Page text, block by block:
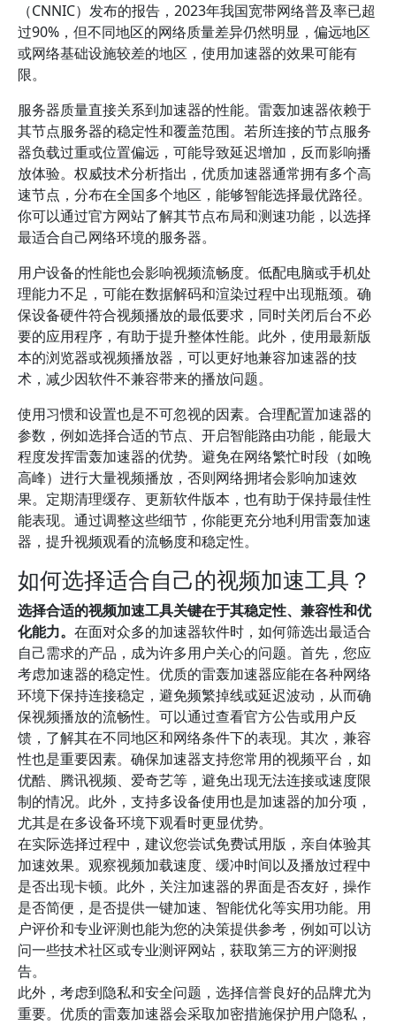
（CNNIC）发布的报告，2023年我国宽带网络普及率已超
过90%，但不同地区的网络质量差异仍然明显，偏远地区
或网络基础设施较差的地区，使用加速器的效果可能有
限。
服务器质量直接关系到加速器的性能。雷轰加速器依赖于
其节点服务器的稳定性和覆盖范围。若所连接的节点服务
器负载过重或位置偏远，可能导致延迟增加，反而影响播
放体验。权威技术分析指出，优质加速器通常拥有多个高
速节点，分布在全国多个地区，能够智能选择最优路径。
你可以通过官方网站了解其节点布局和测速功能，以选择
最适合自己网络环境的服务器。
用户设备的性能也会影响视频流畅度。低配电脑或手机处
理能力不足，可能在数据解码和渲染过程中出现瓶颈。确
保设备硬件符合视频播放的最低要求，同时关闭后台不必
要的应用程序，有助于提升整体性能。此外，使用最新版
本的浏览器或视频播放器，可以更好地兼容加速器的技
术，减少因软件不兼容带来的播放问题。
使用习惯和设置也是不可忽视的因素。合理配置加速器的
参数，例如选择合适的节点、开启智能路由功能，能最大
程度发挥雷轰加速器的优势。避免在网络繁忙时段（如晚
高峰）进行大量视频播放，否则网络拥堵会影响加速效
果。定期清理缓存、更新软件版本，也有助于保持最佳性
能表现。通过调整这些细节，你能更充分地利用雷轰加速
器，提升视频观看的流畅度和稳定性。
如何选择适合自己的视频加速工具？
选择合适的视频加速工具关键在于其稳定性、兼容性和优
化能力。 在面对众多的加速器软件时，如何筛选出最适合
自己需求的产品，成为许多用户关心的问题。首先，您应
考虑加速器的稳定性。优质的雷轰加速器应能在各种网络
环境下保持连接稳定，避免频繁掉线或延迟波动，从而确
保视频播放的流畅性。可以通过查看官方公告或用户反
馈，了解其在不同地区和网络条件下的表现。其次，兼容
性也是重要因素。确保加速器支持您常用的视频平台，如
优酷、腾讯视频、爱奇艺等，避免出现无法连接或速度限
制的情况。此外，支持多设备使用也是加速器的加分项，
尤其是在多设备环境下观看时更显优势。
在实际选择过程中，建议您尝试免费试用版，亲自体验其
加速效果。观察视频加载速度、缓冲时间以及播放过程中
是否出现卡顿。此外，关注加速器的界面是否友好，操作
是否简便，是否提供一键加速、智能优化等实用功能。用
户评价和专业评测也能为您的决策提供参考，例如可以访
问一些技术社区或专业测评网站，获取第三方的评测报
告。
此外，考虑到隐私和安全问题，选择信誉良好的品牌尤为
重要。优质的雷轰加速器会采取加密措施保护用户隐私，